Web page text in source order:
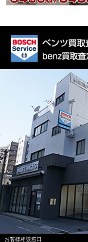
お客様相談窓口